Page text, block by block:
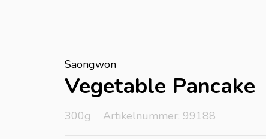
Saongwon
Vegetable Pancake
300g Artikelnummer: 99188